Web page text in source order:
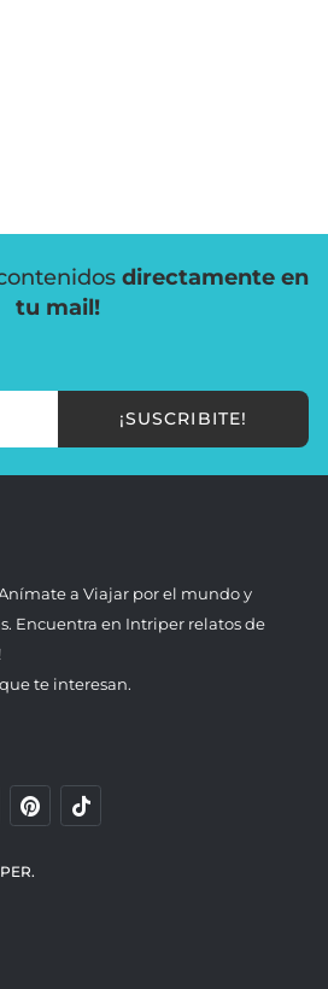
directamente en
tu mail!
¡SUSCRIBITE!
a Viajar por el mundo y
Encuentra en Intriper relatos de
te interesan.